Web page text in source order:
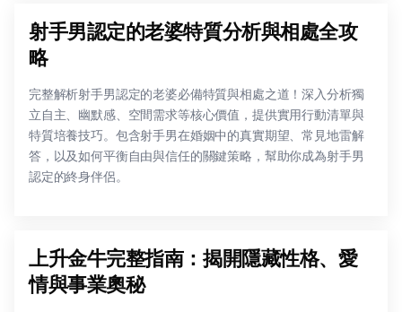
射手男認定的老婆特質分析與相處全攻
略
完整解析射手男認定的老婆必備特質與相處之道！深入分析獨
立自主、幽默感、空間需求等核心價值，提供實用行動清單與
特質培養技巧。包含射手男在婚姻中的真實期望、常見地雷解
答，以及如何平衡自由與信任的關鍵策略，幫助你成為射手男
認定的終身伴侶。
上升金牛完整指南：揭開隱藏性格、愛
情與事業奧秘